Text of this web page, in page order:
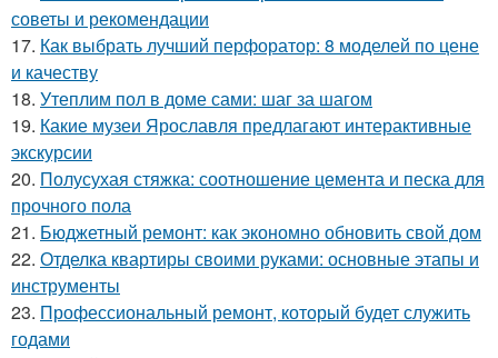
советы и рекомендации
17. Как выбрать лучший перфоратор: 8 моделей по цене
и качеству
18. Утеплим пол в доме сами: шаг за шагом
19. Какие музеи Ярославля предлагают интерактивные
экскурсии
20. Полусухая стяжка: соотношение цемента и песка для
прочного пола
21. Бюджетный ремонт: как экономно обновить свой дом
22. Отделка квартиры своими руками: основные этапы и
инструменты
23. Профессиональный ремонт, который будет служить
годами